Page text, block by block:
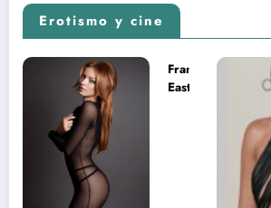
Erotismo y cine
Francesca
Eastwood y